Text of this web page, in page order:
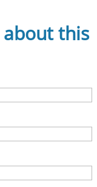
about this